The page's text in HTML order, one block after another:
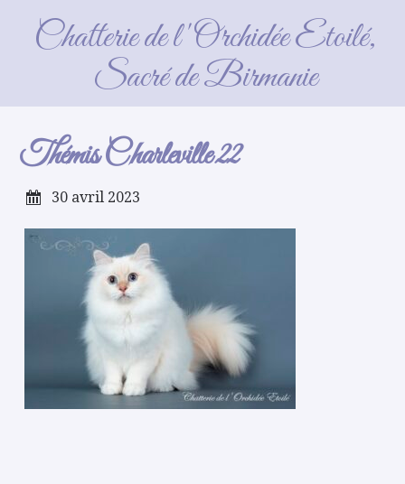
Chatterie de l'Orchidée Etoilé,
Sacré de Birmanie
Thémis Charleville 22
Thémis Charleville 22
30 avril 2023